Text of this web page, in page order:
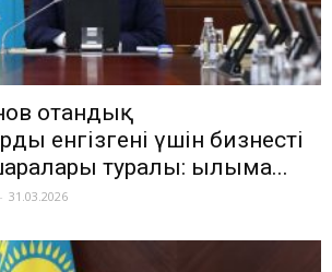
отандық
енгізгені үшін бизнесті
туралы: ғылымға...
- 31.03.2026